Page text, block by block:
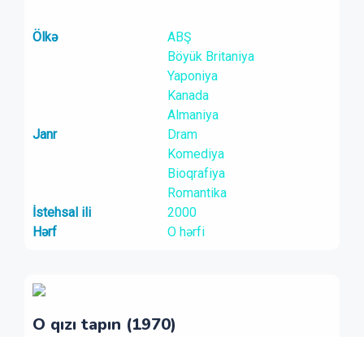
Ölkə
ABŞ
Böyük Britaniya
Yaponiya
Kanada
Almaniya
Janr
Dram
Komediya
Bioqrafiya
Romantika
İstehsal ili
2000
Hərf
O hərfi
O qızı tapın (1970)